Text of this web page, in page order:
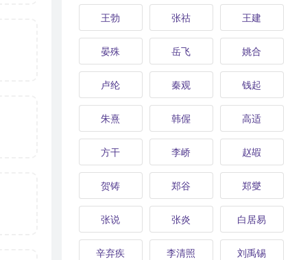
王勃 张祜 王建
晏殊 岳飞 姚合
卢纶 秦观 钱起
朱熹 韩偓 高适
方干 李峤 赵嘏
贺铸 郑谷 郑燮
张说 张炎 白居易
辛弃疾 李清照 刘禹锡